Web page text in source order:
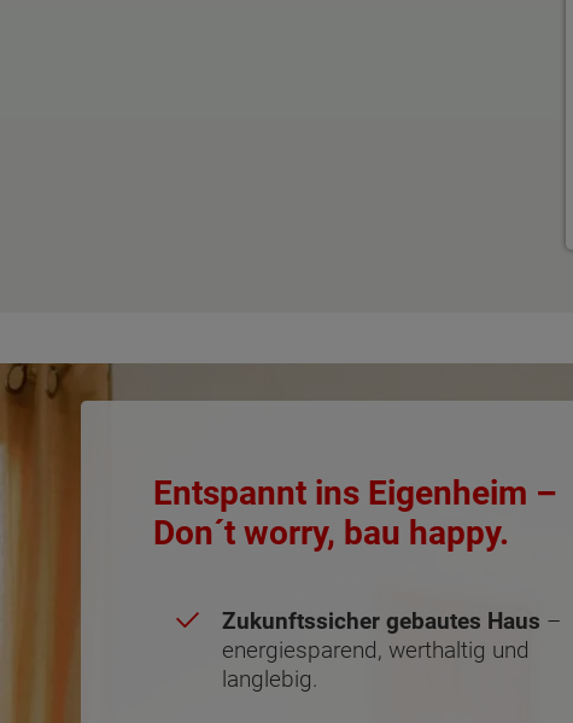
Entspannt ins Eigenheim –
Don´t worry, bau happy.
Zukunftssicher gebautes Haus –
energiesparend, werthaltig und
langlebig.